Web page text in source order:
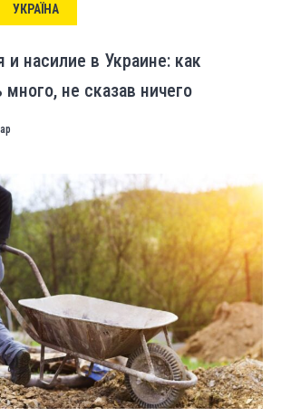
УКРАЇНА
и насилие в Украине: как
много, не сказав ничего